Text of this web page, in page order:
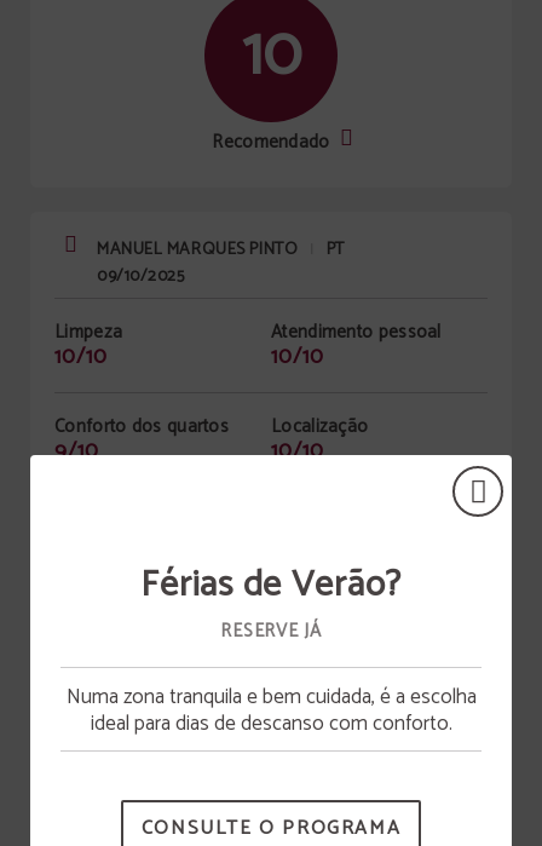
10
Recomendado
MANUEL MARQUES PINTO
PT
09/10/2025
Limpeza
10/10
Atendimento pessoal
10/10
Conforto dos quartos
9/10
Localização
10/10
Já enviei no vosso survey online
9.5
Abertura da piscina
A piscina estará disponível a partir de 15 de junho.
Férias de Verão?
RESERVE JÁ
Numa zona tranquila e bem cuidada, é a escolha
ideal para dias de descanso com conforto.
CONSULTE O PROGRAMA